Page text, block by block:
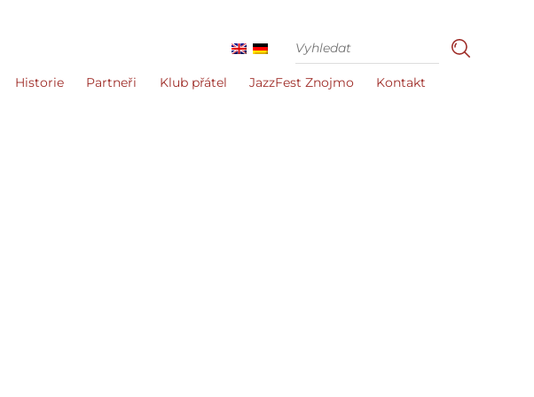
Historie Partneři Klub přátel JazzFest Znojmo Kontakt